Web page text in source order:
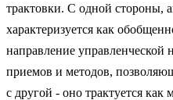
трактовки. С одной стороны,
характеризуется как
направление управленческой
приемов и методов,
с другой - оно трактуется